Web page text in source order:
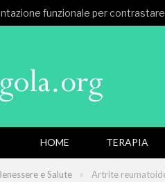
funzionale per
HOME TERAPIA
e Salute » Artrite